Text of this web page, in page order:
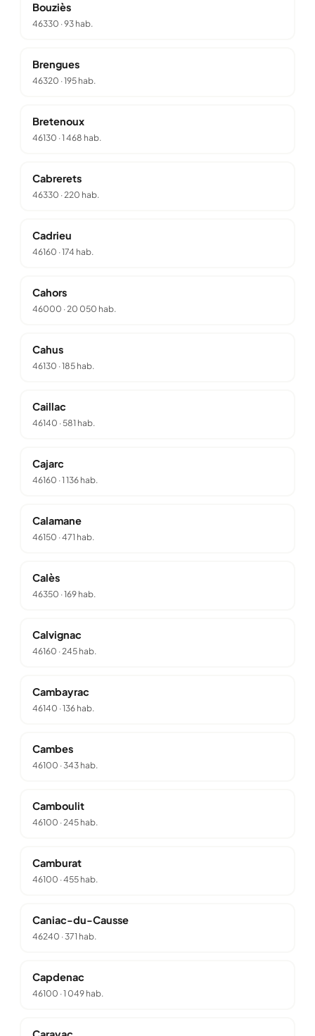
Bouziès
46330 ·93 hab.
Brengues
46320 ·195 hab.
Bretenoux
46130 ·1 468 hab.
Cabrerets
46330 ·220 hab.
Cadrieu
46160 ·174 hab.
Cahors
46000 ·20 050 hab.
Cahus
46130 ·185 hab.
Caillac
46140 ·581 hab.
Cajarc
46160 ·1 136 hab.
Calamane
46150 ·471 hab.
Calès
46350 ·169 hab.
Calvignac
46160 ·245 hab.
Cambayrac
46140 ·136 hab.
Cambes
46100 ·343 hab.
Camboulit
46100 ·245 hab.
Camburat
46100 ·455 hab.
Caniac-du-Causse
46240 ·371 hab.
Capdenac
46100 ·1 049 hab.